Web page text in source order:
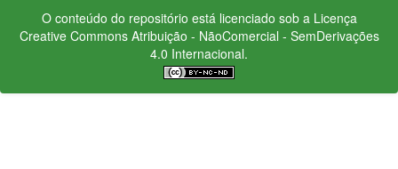
O conteúdo do repositório está licenciado sob a Licença
Creative CommonsAtribuição - NãoComercial - SemDerivações
4.0 Internacional.